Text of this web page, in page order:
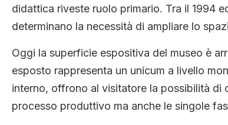
didattica riveste ruolo primario. Tra il 1994
determinano la necessità di ampliare lo
Oggi la superficie espositiva del museo è
esposto rappresenta un unicum a livello
interno, offrono al visitatore la possibilità di
processo produttivo ma anche le singole